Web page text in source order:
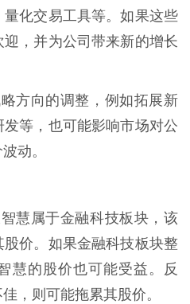
化交易工具等。如果这些
，并为公司带来新的增长
方向的调整，例如拓展新
等，也可能影响市场对公
动。
慧属于金融科技板块，该
价。如果金融科技板块整
慧的股价也可能受益。反
，则可能拖累其股价。